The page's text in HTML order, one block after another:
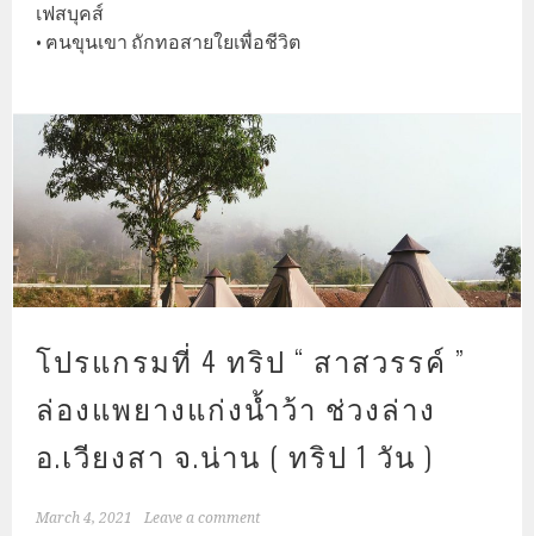
เฟสบุคส์
• ฅนขุนเขา ถักทอสายใยเพื่อชีวิต
โปรแกรมที่ 4 ทริป “ สาสวรรค์ ”
ล่องแพยางแก่งน้ำว้า ช่วงล่าง
อ.เวียงสา จ.น่าน ( ทริป 1 วัน )
March 4, 2021 Leave a comment